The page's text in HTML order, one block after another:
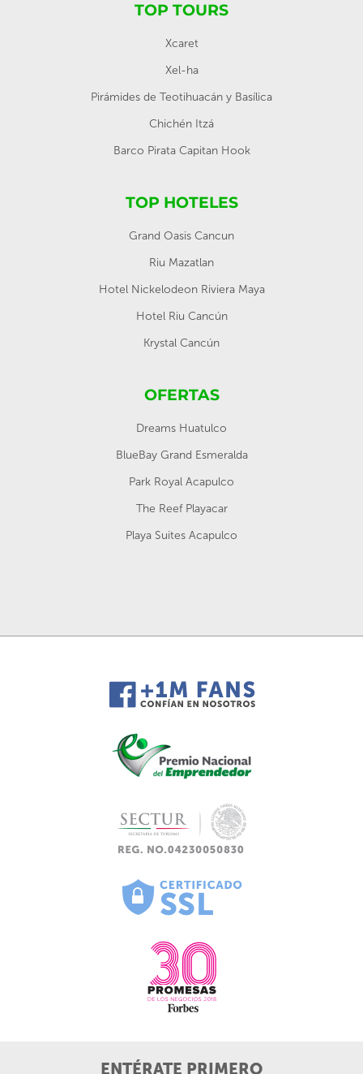
TOP TOURS
Xcaret
Xel-ha
Pirámides de Teotihuacán y Basílica
Chichén Itzá
Barco Pirata Capitan Hook
TOP HOTELES
Grand Oasis Cancun
Riu Mazatlan
Hotel Nickelodeon Riviera Maya
Hotel Riu Cancún
Krystal Cancún
OFERTAS
Dreams Huatulco
BlueBay Grand Esmeralda
Park Royal Acapulco
The Reef Playacar
Playa Suites Acapulco
ENTÉRATE PRIMERO